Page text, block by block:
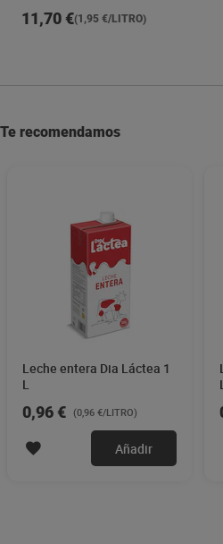
11,70 €(1,95 €/LITRO)
Te recomendamos
Leche entera Dia Láctea 1
L
0,96 € (0,96 €/LITRO)
Añadir